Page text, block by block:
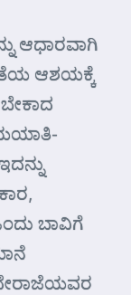
ಆಧಾರವಾಗಿ
ಆಶಯಕ್ಕೆ
ಯಯಾತಿ-
ಬಾವಿಗೆ